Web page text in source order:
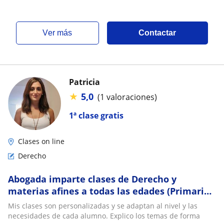
ver más Contactar
1ª clase gratis
Patricia
★ 5,0 (1 valoraciones)
Clases on line
Derecho
Abogada imparte clases de Derecho y
materias afines a todas las edades (Primaria,
Secundaria, Terciario y Universitario)
Mis clases son personalizadas y se adaptan al nivel y las
necesidades de cada alumno. Explico los temas de forma